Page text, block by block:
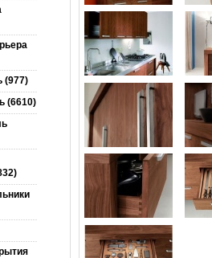
(977)
(6610)